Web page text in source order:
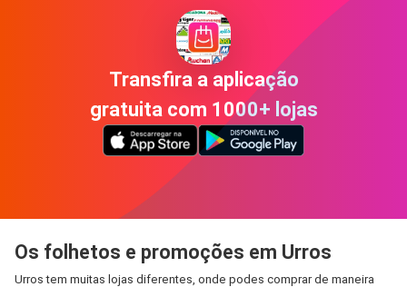
Transfira a aplicação
gratuita com 1000+ lojas
Os folhetos e promoções em Urros
Urros tem muitas lojas diferentes, onde podes comprar de maneira